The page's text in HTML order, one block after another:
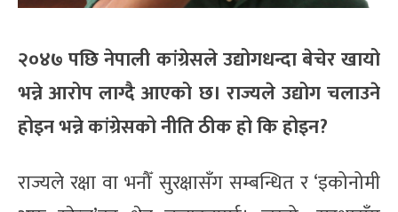
२०४७ पछि नेपाली कांग्रेसले उद्योगधन्दा बेचेर खायो
भन्ने आरोप लाग्दै आएको छ। राज्यले उद्योग चलाउने
होइन भन्ने कांग्रेसको नीति ठीक हो कि होइन?
राज्यले रक्षा वा भनौँ सुरक्षासँग सम्बन्धित र ‘इकोनोमी